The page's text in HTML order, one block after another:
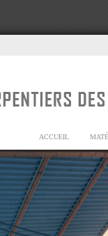
ACCUEIL